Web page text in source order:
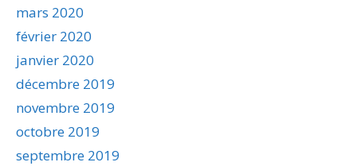
mars 2020
février 2020
janvier 2020
décembre 2019
novembre 2019
octobre 2019
septembre 2019